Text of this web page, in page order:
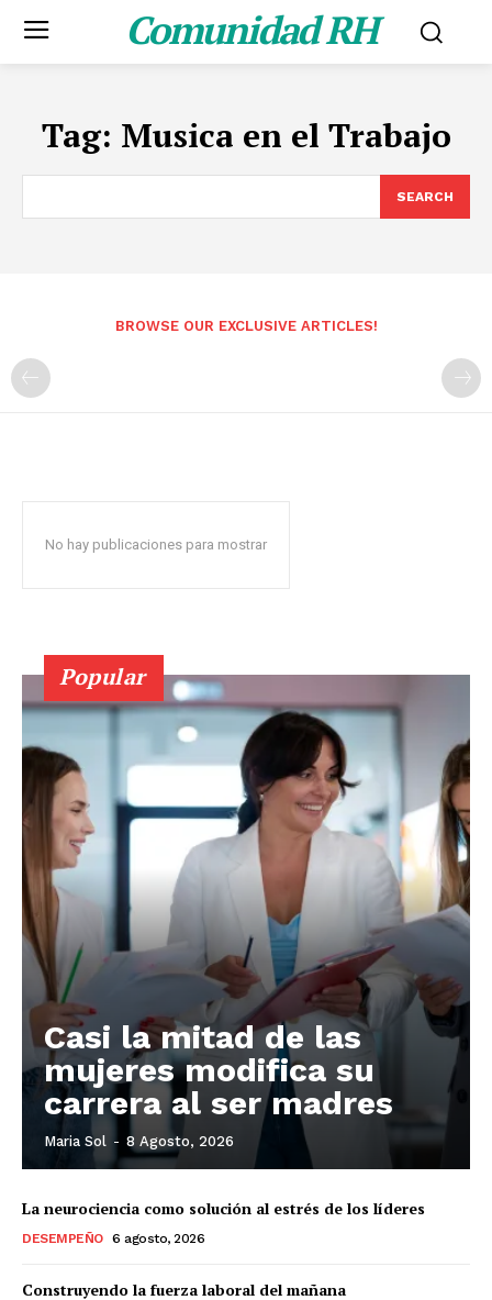
Comunidad RH
Tag: Musica en el Trabajo
SEARCH
BROWSE OUR EXCLUSIVE ARTICLES!
No hay publicaciones para mostrar
Popular
Casi la mitad de las
mujeres modifica su
carrera al ser madres
Maria Sol - 8 Agosto, 2026
La neurociencia como solución al estrés de los líderes
DESEMPEÑO 6 agosto, 2026
Construyendo la fuerza laboral del mañana